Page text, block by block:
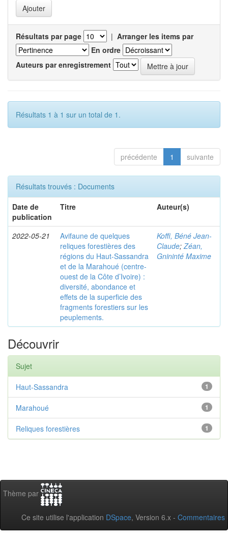
Résultats par page | Arranger les items par
En ordre
Auteurs par enregistrement
Résultats 1 à 1 sur un total de 1.
précédente 1 suivante
Résultats trouvés : Documents
Date de
publication
Titre Auteur(s)
2022-05-21
Avifaune de quelques
reliques forestières des
régions du Haut-Sassandra
et de la Marahoué (centre-
ouest de la Côte d’Ivoire) :
diversité, abondance et
effets de la superficie des
fragments forestiers sur les
peuplements.
Koffi, Béné Jean-
Claude; Zéan,
Gnininté Maxime
Découvrir
Sujet
1
Haut-Sassandra
1
Marahoué
1
Reliques forestières
Thème par
Ce site utilise l'application DSpace, Version 6.x - Commentaires